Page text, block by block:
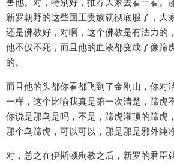
新罗朝野的这些国王贵族就彻底服了，大
还是佛教好，对啊，这个佛教是有法力的
他不仅不死，而且他的血液都变成了像蹄
的。
而且他的头都你看都飞到了金刚山，你对
一样，这个比喻我真是第一次清楚，蹄虎
你说是那鸟是吗，不是，蹄虎灌顶的蹄虎
那个鸟蹄虎，可以可以，那是那是邪外纯净
对，总之在伊斯顿殉教之后，新罗的君臣